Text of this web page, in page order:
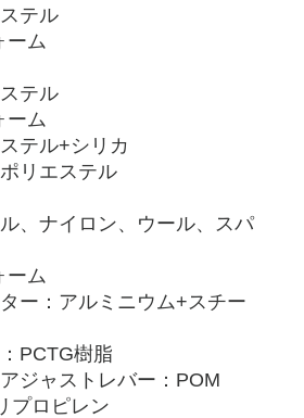
テル
ム
テル
ム
テル+シリカ
リエステル
、ナイロン、ウール、スパ
ム
ー：アルミニウム+スチー
PCTG樹脂
ジャストレバー：POM
プロピレン